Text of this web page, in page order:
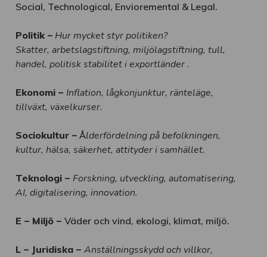
Social, Technological, Envioremental & Legal.
Politik – Hur mycket styr politiken?
Skatter, arbetslagstiftning, miljölagstiftning, tull,
handel, politisk stabilitet i exportländer .
Ekonomi – Inflation, lågkonjunktur, ränteläge,
tillväxt, växelkurser.
Sociokultur – Ålderfördelning på befolkningen,
kultur, hälsa, säkerhet, attityder i samhället.
Teknologi – Forskning, utveckling, automatisering,
AI, digitalisering, innovation.
E – Miljö –Väder och vind, ekologi, klimat, miljö.
L – Juridiska –Anställningsskydd och villkor,